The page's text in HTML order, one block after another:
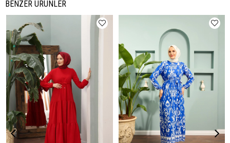
BENZER ÜRÜNLER